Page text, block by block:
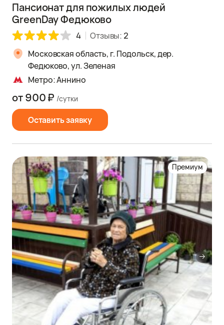
Пансионат для пожилых людей
GreenDay Федюково
4 Отзывы: 2
Московская область, г. Подольск, дер.
Федюково, ул. Зеленая
Метро: Аннино
Оставить заявку
от 900 ₽ /сутки
Премиум